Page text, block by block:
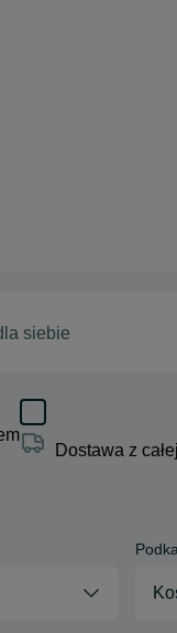
Dostawa z